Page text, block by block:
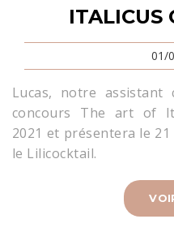
ITALICUS
01/
Lucas, notre assistant
concours The art of
2021 et présentera le
le Lilicocktail.